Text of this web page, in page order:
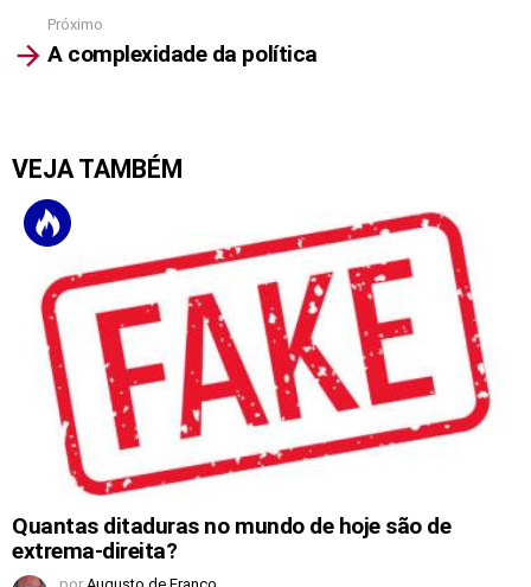
Próximo
A complexidade da política
VEJA TAMBÉM
Quantas ditaduras no mundo de hoje são de
extrema-direita?